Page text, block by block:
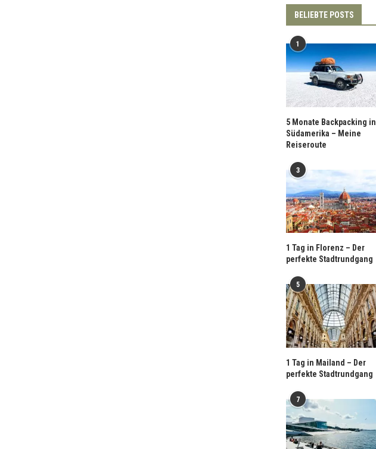
BELIEBTE POSTS
1
5 Monate Backpacking in
Südamerika – Meine
Reiseroute
3
1 Tag in Florenz – Der
perfekte Stadtrundgang
5
1 Tag in Mailand – Der
perfekte Stadtrundgang
7